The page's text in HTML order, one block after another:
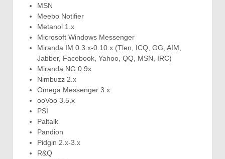
MSN
Meebo Notifier
Metanol 1.x
Microsoft Windows Messenger
Miranda IM 0.3.x-0.10.x (Tlen, ICQ, GG, AIM,
Jabber, Facebook, Yahoo, QQ, MSN, IRC)
Miranda NG 0.9x
Nimbuzz 2.x
Omega Messenger 3.x
ooVoo 3.5.x
PSI
Paltalk
Pandion
Pidgin 2.x-3.x
R&Q